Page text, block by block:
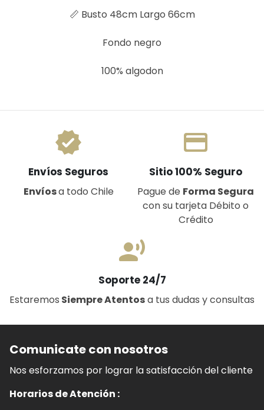
📏 Busto 48cm Largo 66cm
Fondo negro
100% algodon
verified
Envíos Seguros
Envíosa todo Chile
payment
Sitio 100% Seguro
Pague de Forma Segura
con su tarjeta Débito o
Crédito
record_voice_over
Soporte 24/7
Estaremos Siempre Atentosa tus dudas y consultas
Comunicate con nosotros
Nos esforzamos por lograr la satisfacción del cliente
Horarios de Atención :